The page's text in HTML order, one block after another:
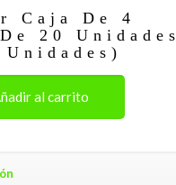
Caja De 4
20 Unidades
al carrito